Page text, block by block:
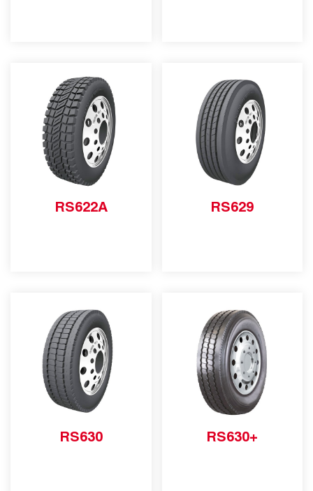
RS622A RS629
RS630 RS630+